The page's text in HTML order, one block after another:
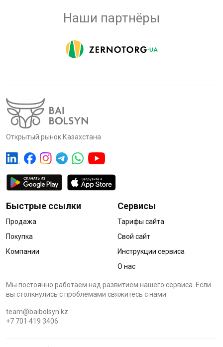
Наши партнёры
Открытый рынок Казахстана
Быстрые ссылки
Продажа
Покупка
Компании
Сервисы
Тарифы сайта
Свой сайт
Инструкции сервиса
О нас
Мы постоянно работаем над развитием нашего сервиса. Если
вы столкнулись с проблемами cвяжитесь с нами
team@baibolsyn.kz
+7 701 419 3406